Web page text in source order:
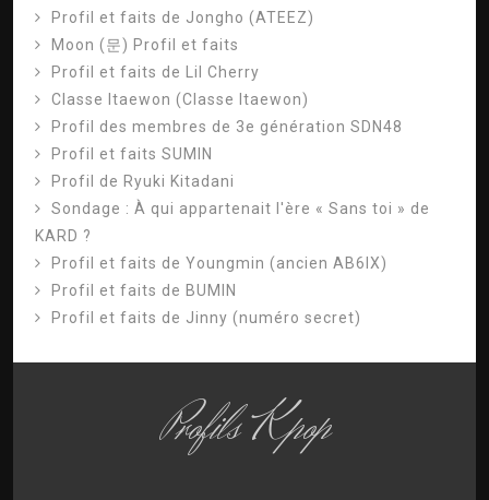
Profil et faits de Jongho (ATEEZ)
Moon (문) Profil et faits
Profil et faits de Lil Cherry
Classe Itaewon (Classe Itaewon)
Profil des membres de 3e génération SDN48
Profil et faits SUMIN
Profil de Ryuki Kitadani
Sondage : À qui appartenait l'ère « Sans toi » de
KARD ?
Profil et faits de Youngmin (ancien AB6IX)
Profil et faits de BUMIN
Profil et faits de Jinny (numéro secret)
Profils Kpop